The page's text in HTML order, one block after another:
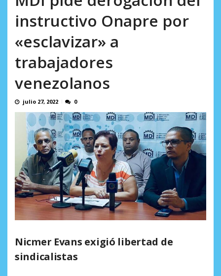
instructivo Onapre por
«esclavizar» a
trabajadores
venezolanos
julio 27, 2022 0
Nicmer Evans exigió libertad de
sindicalistas